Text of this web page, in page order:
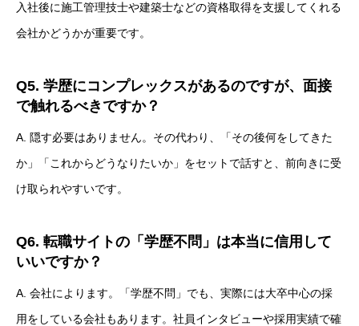
入社後に施工管理技士や建築士などの資格取得を支援してくれる
会社かどうかが重要です。
Q5. 学歴にコンプレックスがあるのですが、面接
で触れるべきですか？
A. 隠す必要はありません。その代わり、「その後何をしてきた
か」「これからどうなりたいか」をセットで話すと、前向きに受
け取られやすいです。
Q6. 転職サイトの「学歴不問」は本当に信用して
いいですか？
A. 会社によります。「学歴不問」でも、実際には大卒中心の採
用をしている会社もあります。社員インタビューや採用実績で確